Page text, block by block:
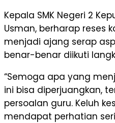
Kepala SMK Negeri 2
Usman, berharap reses
menjadi ajang serap
benar-benar diikuti
“Semoga apa yang
ini bisa diperjuangkan,
persoalan guru. Keluh
mendapat perhatian